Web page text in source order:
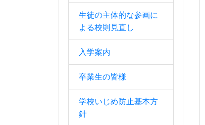
生徒の主体的な参画に
よる校則見直し
入学案内
卒業生の皆様
学校いじめ防止基本方
針